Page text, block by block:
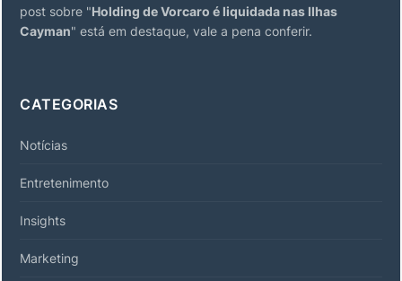
post sobre "Holding de Vorcaro é liquidada nas Ilhas
Cayman" está em destaque, vale a pena conferir.
CATEGORIAS
Notícias
Entretenimento
Insights
Marketing